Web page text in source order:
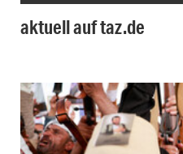
aktuell auf taz.de